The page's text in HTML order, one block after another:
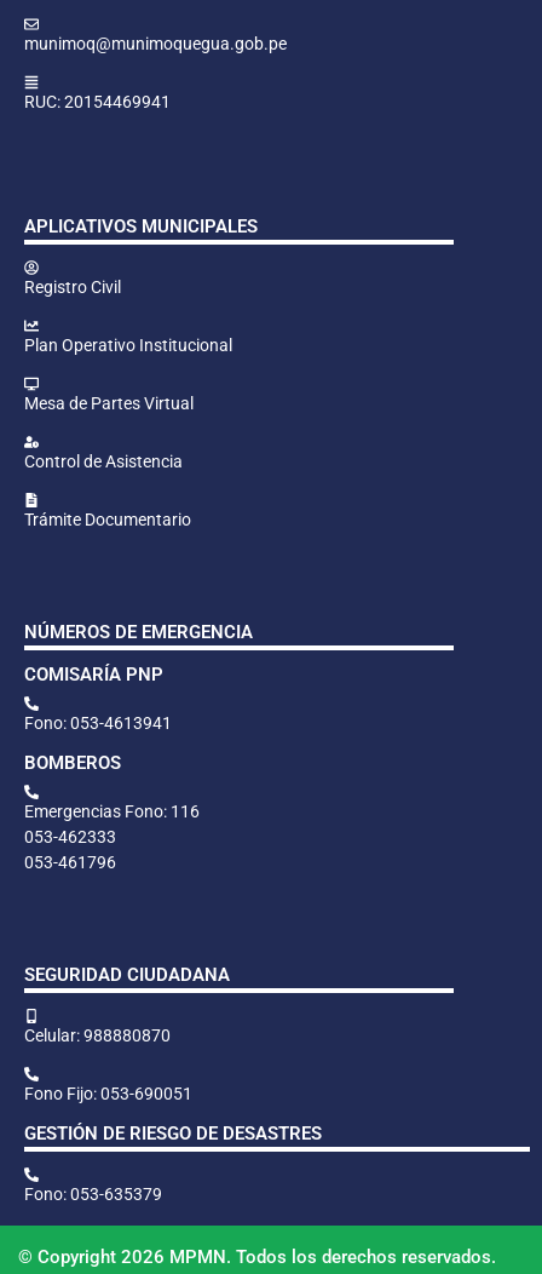
munimoq@munimoquegua.gob.pe
RUC: 20154469941
APLICATIVOS MUNICIPALES
Registro Civil
Plan Operativo Institucional
Mesa de Partes Virtual
Control de Asistencia
Trámite Documentario
NÚMEROS DE EMERGENCIA
COMISARÍA PNP
Fono: 053-4613941
BOMBEROS
Emergencias Fono: 116
053-462333
053-461796
SEGURIDAD CIUDADANA
Celular: 988880870
Fono Fijo: 053-690051
GESTIÓN DE RIESGO DE DESASTRES
Fono: 053-635379
© Copyright 2026 MPMN. Todos los derechos reservados.